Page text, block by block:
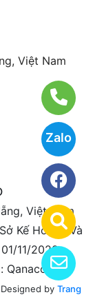
Zalo
Việt Nam
Việt Nam
Kế Hoạch Và
11/2022
Qanaco
Designed by Trang